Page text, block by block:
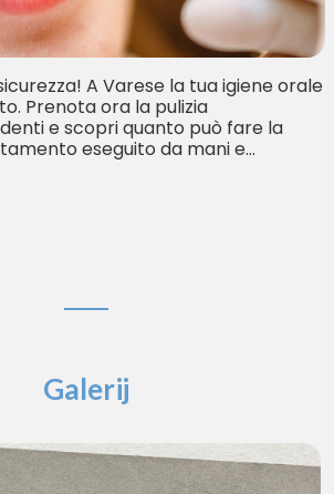
A Varese la tua igiene orale
Prenota ora la pulizia
e scopri quanto può fare la
eseguito da mani e...
Galerij